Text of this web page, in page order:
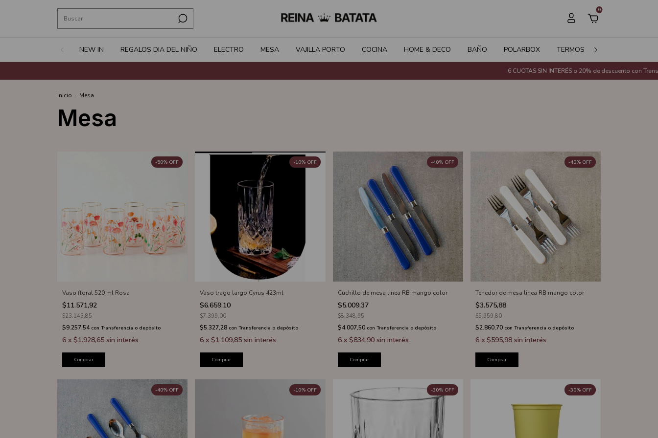
0
NEW IN REGALOS DIA DEL NIÑO ELECTRO MESA VAJILLA PORTO COCINA HOME & DECO BAÑO POLARBOX TERMOS
6 CUOTAS SIN INTERÉS o 20% de descuento con Transferencia Bancaria
Inicio . Mesa
Mesa
Vaso floral 520 ml Rosa
$11.571,92
-50% OFF
$23.143,85
$9.257,54 con Transferencia o depósito
6 x $1.928,65 sin interés
Comprar
Vaso trago largo Cyrus 423ml
$6.659,10
-10% OFF
$7.399,00
$5.327,28 con Transferencia o depósito
6 x$1.109,85 sin interés
Comprar
Cuchillo de mesa linea RB mango color
$5.009,37
-40% OFF
$8.348,95
$4.007,50 con Transferencia o depósito
6 x $834,90 sin interés
Comprar
Tenedor de mesa linea RB mango color
$3.575,88
-40% OFF
$5.959,80
$2.860,70 con Transferencia o depósito
6 x $595,98 sin interés
Comprar
-40% OFF -10% OFF -30% OFF -30% OFF